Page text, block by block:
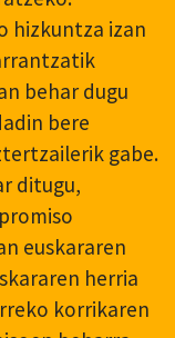
hizkuntza izan
behar dugu
bere
gabe.
ditugu,
euskararen
herria
korrikaren